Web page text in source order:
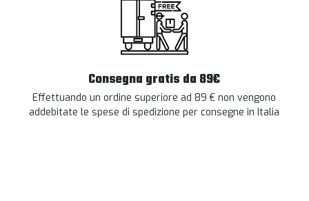
Consegna gratis da 89€
Effettuando un ordine superiore ad 89 € non vengono
addebitate le spese di spedizione per consegne in Italia